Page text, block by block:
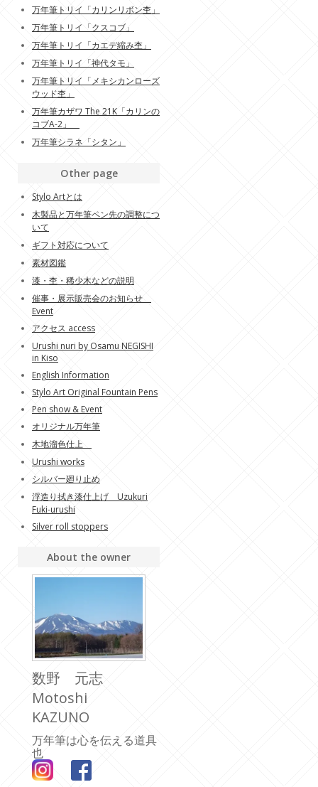
万年筆トリイ「カリンリボン杢」
万年筆トリイ「クスコブ」
万年筆トリイ「カエデ縮み杢」
万年筆トリイ「神代タモ」
万年筆トリイ「メキシカンローズ
ウッド杢」
万年筆カザワ The 21K「カリンの
コブA-2」
万年筆シラネ「シタン」
Other page
Stylo Artとは
木製品と万年筆ペン先の調整につ
いて
ギフト対応について
素材図鑑
漆・杢・稀少木などの説明
催事・展示販売会のお知らせ
Event
アクセス access
Urushi nuri by Osamu NEGISHI
in Kiso
English Information
Stylo Art Original Fountain Pens
Pen show & Event
オリジナル万年筆
木地溜色仕上
Urushi works
シルバー廻り止め
浮造り拭き漆仕上げ Uzukuri
Fuki-urushi
Silver roll stoppers
About the owner
数野 元志
Motoshi
KAZUNO
万年筆は心を伝える道具
也